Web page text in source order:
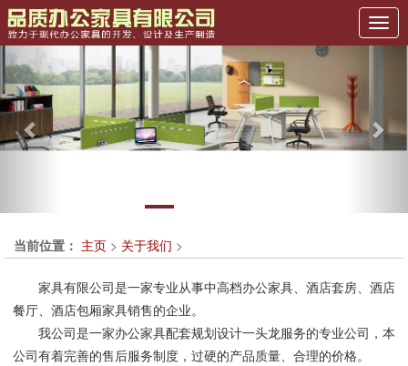
Previous
当前位置： 主页 > 关于我们 >
家具有限公司是一家专业从事中高档办公家具、酒店套房、酒店
餐厅、酒店包厢家具销售的企业。
我公司是一家办公家具配套规划设计一头龙服务的专业公司，本
公司有着完善的售后服务制度，过硬的产品质量、合理的价格。